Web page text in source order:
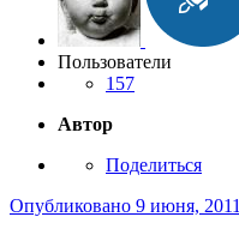
Пользователи
157
Автор
Поделиться
Опубликовано 9 июня, 2011